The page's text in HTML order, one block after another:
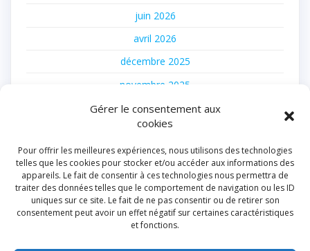
Gérer le consentement aux
cookies
Pour offrir les meilleures expériences, nous utilisons des technologies
telles que les cookies pour stocker et/ou accéder aux informations des
appareils. Le fait de consentir à ces technologies nous permettra de
traiter des données telles que le comportement de navigation ou les ID
uniques sur ce site. Le fait de ne pas consentir ou de retirer son
consentement peut avoir un effet négatif sur certaines caractéristiques
et fonctions.
juin 2026
avril 2026
décembre 2025
novembre 2025
juillet 2025
juin 2025
février 2025
août 2024
juillet 2024
juin 2024